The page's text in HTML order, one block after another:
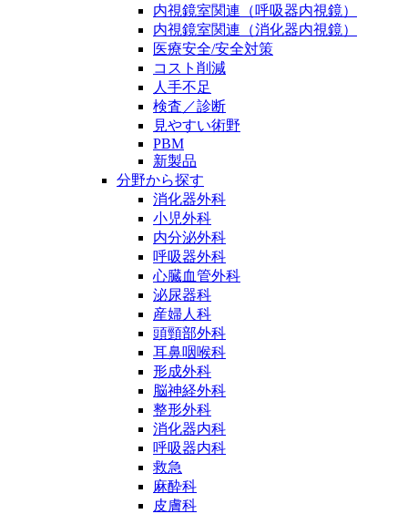
内視鏡室関連（呼吸器内視鏡）
内視鏡室関連（消化器内視鏡）
医療安全/安全対策
コスト削減
人手不足
検査／診断
見やすい術野
PBM
新製品
分野から探す
消化器外科
小児外科
内分泌外科
呼吸器外科
心臓血管外科
泌尿器科
産婦人科
頭頸部外科
耳鼻咽喉科
形成外科
脳神経外科
整形外科
消化器内科
呼吸器内科
救急
麻酔科
皮膚科